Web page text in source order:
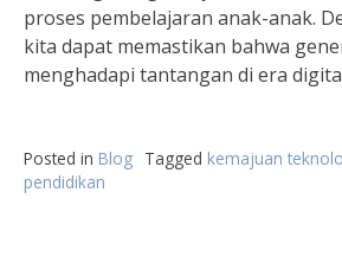
proses pembelajaran anak-anak.
kita dapat memastikan bahwa
menghadapi tantangan di era
Posted in Blog Tagged kemajuan
pendidikan